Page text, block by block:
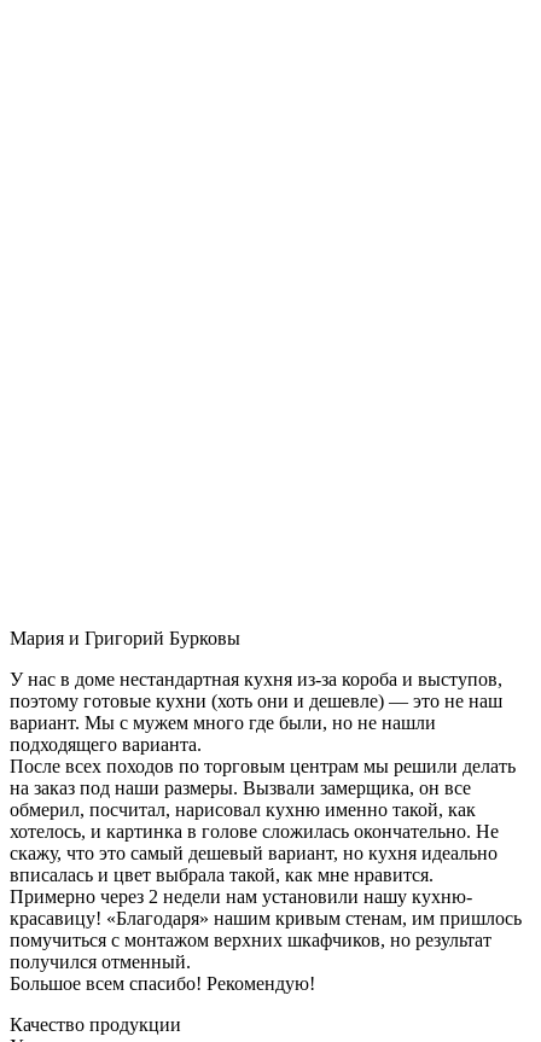
Мария и Григорий Бурковы
У нас в доме нестандартная кухня из-за короба и выступов,
поэтому готовые кухни (хоть они и дешевле) — это не наш
вариант. Мы с мужем много где были, но не нашли
подходящего варианта.
После всех походов по торговым центрам мы решили делать
на заказ под наши размеры. Вызвали замерщика, он все
обмерил, посчитал, нарисовал кухню именно такой, как
хотелось, и картинка в голове сложилась окончательно. Не
скажу, что это самый дешевый вариант, но кухня идеально
вписалась и цвет выбрала такой, как мне нравится.
Примерно через 2 недели нам установили нашу кухню-
красавицу! «Благодаря» нашим кривым стенам, им пришлось
помучиться с монтажом верхних шкафчиков, но результат
получился отменный.
Большое всем спасибо! Рекомендую!
Качество продукции